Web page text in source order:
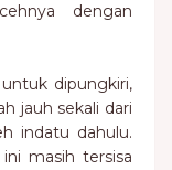
dengan
dipungkiri,
jauh sekali dari
indatu dahulu.
masih tersisa